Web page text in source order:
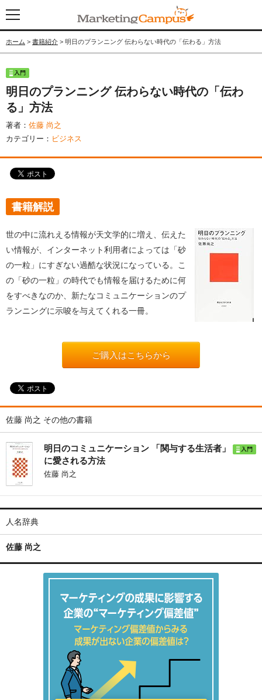
ホーム > 書籍紹介 > 明日のプランニング 伝わらない時代の「伝わる」方法
明日のプランニング 伝わらない時代の「伝わ
る」方法
著者： 佐藤 尚之
カテゴリー： ビジネス
書籍解説
世の中に流れえる情報が天文学的に増え、伝えた
い情報が、インターネット利用者によっては「砂
の一粒」にすぎない過酷な状況になっている。こ
の「砂の一粒」の時代でも情報を届けるために何
をすべきなのか、新たなコミュニケーションのプ
ランニングに示唆を与えてくれる一冊。
ご購入はこちらから
佐藤 尚之 その他の書籍
明日のコミュニケーション 「関与する生活者」
に愛される方法
佐藤 尚之
人名辞典
佐藤 尚之